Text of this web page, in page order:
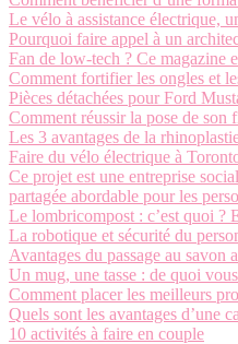
Le vélo à assistance électrique,
Pourquoi faire appel à un
Fan de low-tech ? Ce magazine
Comment fortifier les ongles et
Pièces détachées pour Ford
Comment réussir la pose de son
Les 3 avantages de la
Faire du vélo électrique à
Ce projet est une entreprise
partagée abordable pour les
Le lombricompost : c’est quoi ?
La robotique et sécurité du
Avantages du passage au
Un mug, une tasse : de quoi
Comment placer les meilleurs
Quels sont les avantages d’une
10 activités à faire en couple